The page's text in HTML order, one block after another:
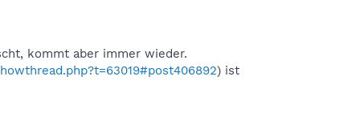
kommt aber immer wieder.
) ist